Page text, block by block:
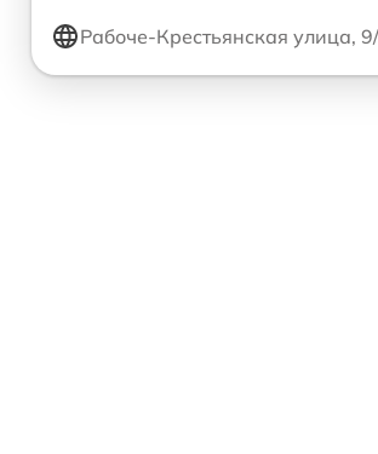
Рабоче-Крестьянская улица,